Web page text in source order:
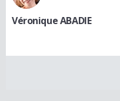
Véronique ABADIE